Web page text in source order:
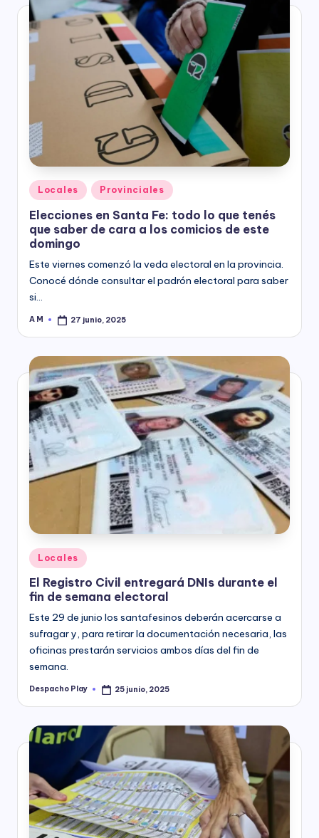
Posted
Locales Provinciales
Elecciones en Santa Fe: todo lo que tenés
que saber de cara a los comicios de este
domingo
Este viernes comenzó la veda electoral en la provincia.
Conocé dónde consultar el padrón electoral para saber
si…
Posted
A M 27 junio, 2025
Posted
in
Locales
El Registro Civil entregará DNIs durante el
fin de semana electoral
Este 29 de junio los santafesinos deberán acercarse a
sufragar y, para retirar la documentación necesaria, las
oficinas prestarán servicios ambos días del fin de
semana.
Posted
Despacho Play 25 junio, 2025